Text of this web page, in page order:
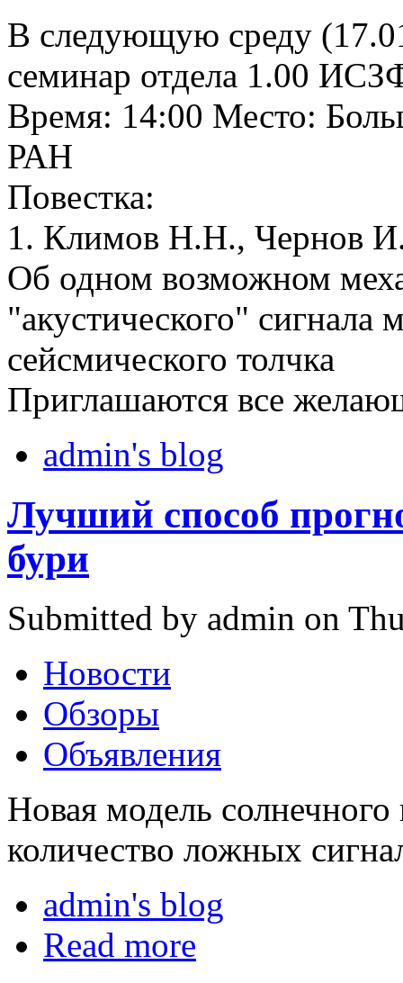
В следующую среду
семинар отдела 1.00
Время: 14:00 Место:
РАН
Повестка:
1. Климов Н.Н., Чернов
Об одном возможном
"акустического" сигнала
сейсмического толчка
Приглашаются все
admin's blog
Лучший способ
бури
Submitted by admin on
Новости
Обзоры
Объявления
Новая модель солнечного
количество ложных
admin's blog
Read more